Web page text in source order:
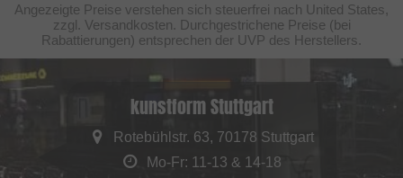
Angezeigte Preise verstehen sich steuerfrei nach United States,
zzgl. Versandkosten. Durchgestrichene Preise (bei
Rabattierungen) entsprechen der UVP des Herstellers.
kunstform Stuttgart
Rotebühlstr. 63, 70178 Stuttgart
Mo-Fr: 11-13 & 14-18